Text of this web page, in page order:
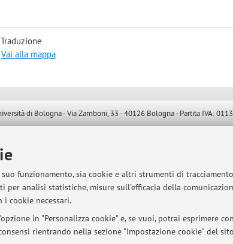
funzionamento, sia cookie e altri strumenti di
analisi statistiche, misure sull'efficacia della
cookie necessari.
in "Personalizza cookie" e, se vuoi, potrai esprimere
rientrando nella sezione "Impostazione cookie" del
Vai alla mappa
di Bologna - Via Zamboni, 33 - 40126 Bologna - Partita IVA: